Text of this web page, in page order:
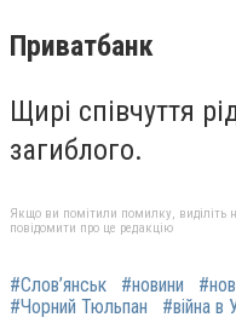
Приватбанк
Щирі співчуття
загиблого.
Якщо ви помітили помилку, виділіть
повідомити про це редакцію
#Слов’янськ #новини
#Чорний Тюльпан
#війна в